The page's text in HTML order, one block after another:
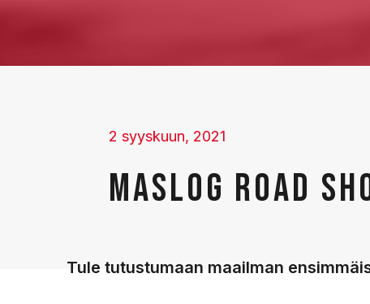
2 syyskuun, 2021
MASLOG ROAD
Tule tutustumaan maailman